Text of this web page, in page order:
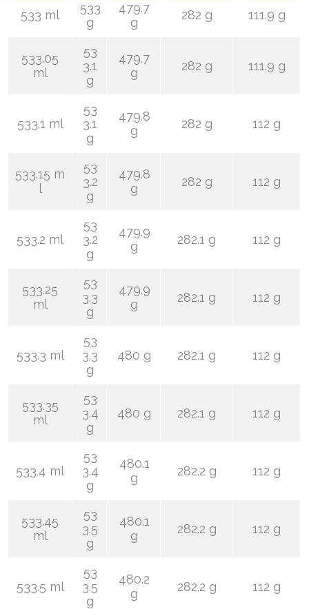
533 ml
533
g
479.7
g
282 g 111.9 g
533.05
ml
53
3.1
g
479.7
g
282 g 111.9 g
533.1 ml
53
3.1
g
479.8
g
282 g 112 g
533.15 m
l
53
3.2
g
479.8
g
282 g 112 g
533.2 ml
53
3.2
g
479.9
g
282.1 g 112 g
533.25
ml
53
3.3
g
479.9
g
282.1 g 112 g
533.3 ml
53
3.3
g
480 g 282.1 g 112 g
533.35
ml
53
3.4
g
480 g 282.1 g 112 g
533.4 ml
53
3.4
g
480.1
g
282.2 g 112 g
533.45
ml
53
3.5
g
480.1
g
282.2 g 112 g
533.5 ml
53
3.5
g
480.2
g
282.2 g 112 g